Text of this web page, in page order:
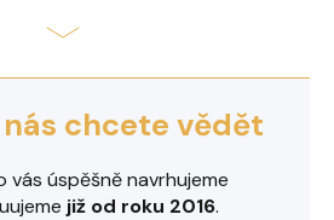
nás chcete vědět
vás úspěšně navrhujeme
již od roku 2016.